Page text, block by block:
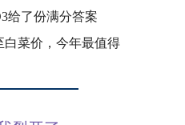
给了份满分答案
白菜价，今年最值得